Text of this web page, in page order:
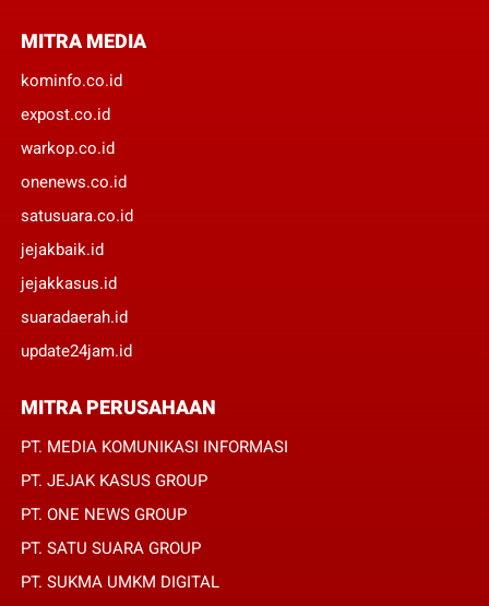
MITRA MEDIA
kominfo.co.id
expost.co.id
warkop.co.id
onenews.co.id
satusuara.co.id
jejakbaik.id
jejakkasus.id
suaradaerah.id
update24jam.id
MITRA PERUSAHAAN
PT. MEDIA KOMUNIKASI INFORMASI
PT. JEJAK KASUS GROUP
PT. ONE NEWS GROUP
PT. SATU SUARA GROUP
PT. SUKMA UMKM DIGITAL